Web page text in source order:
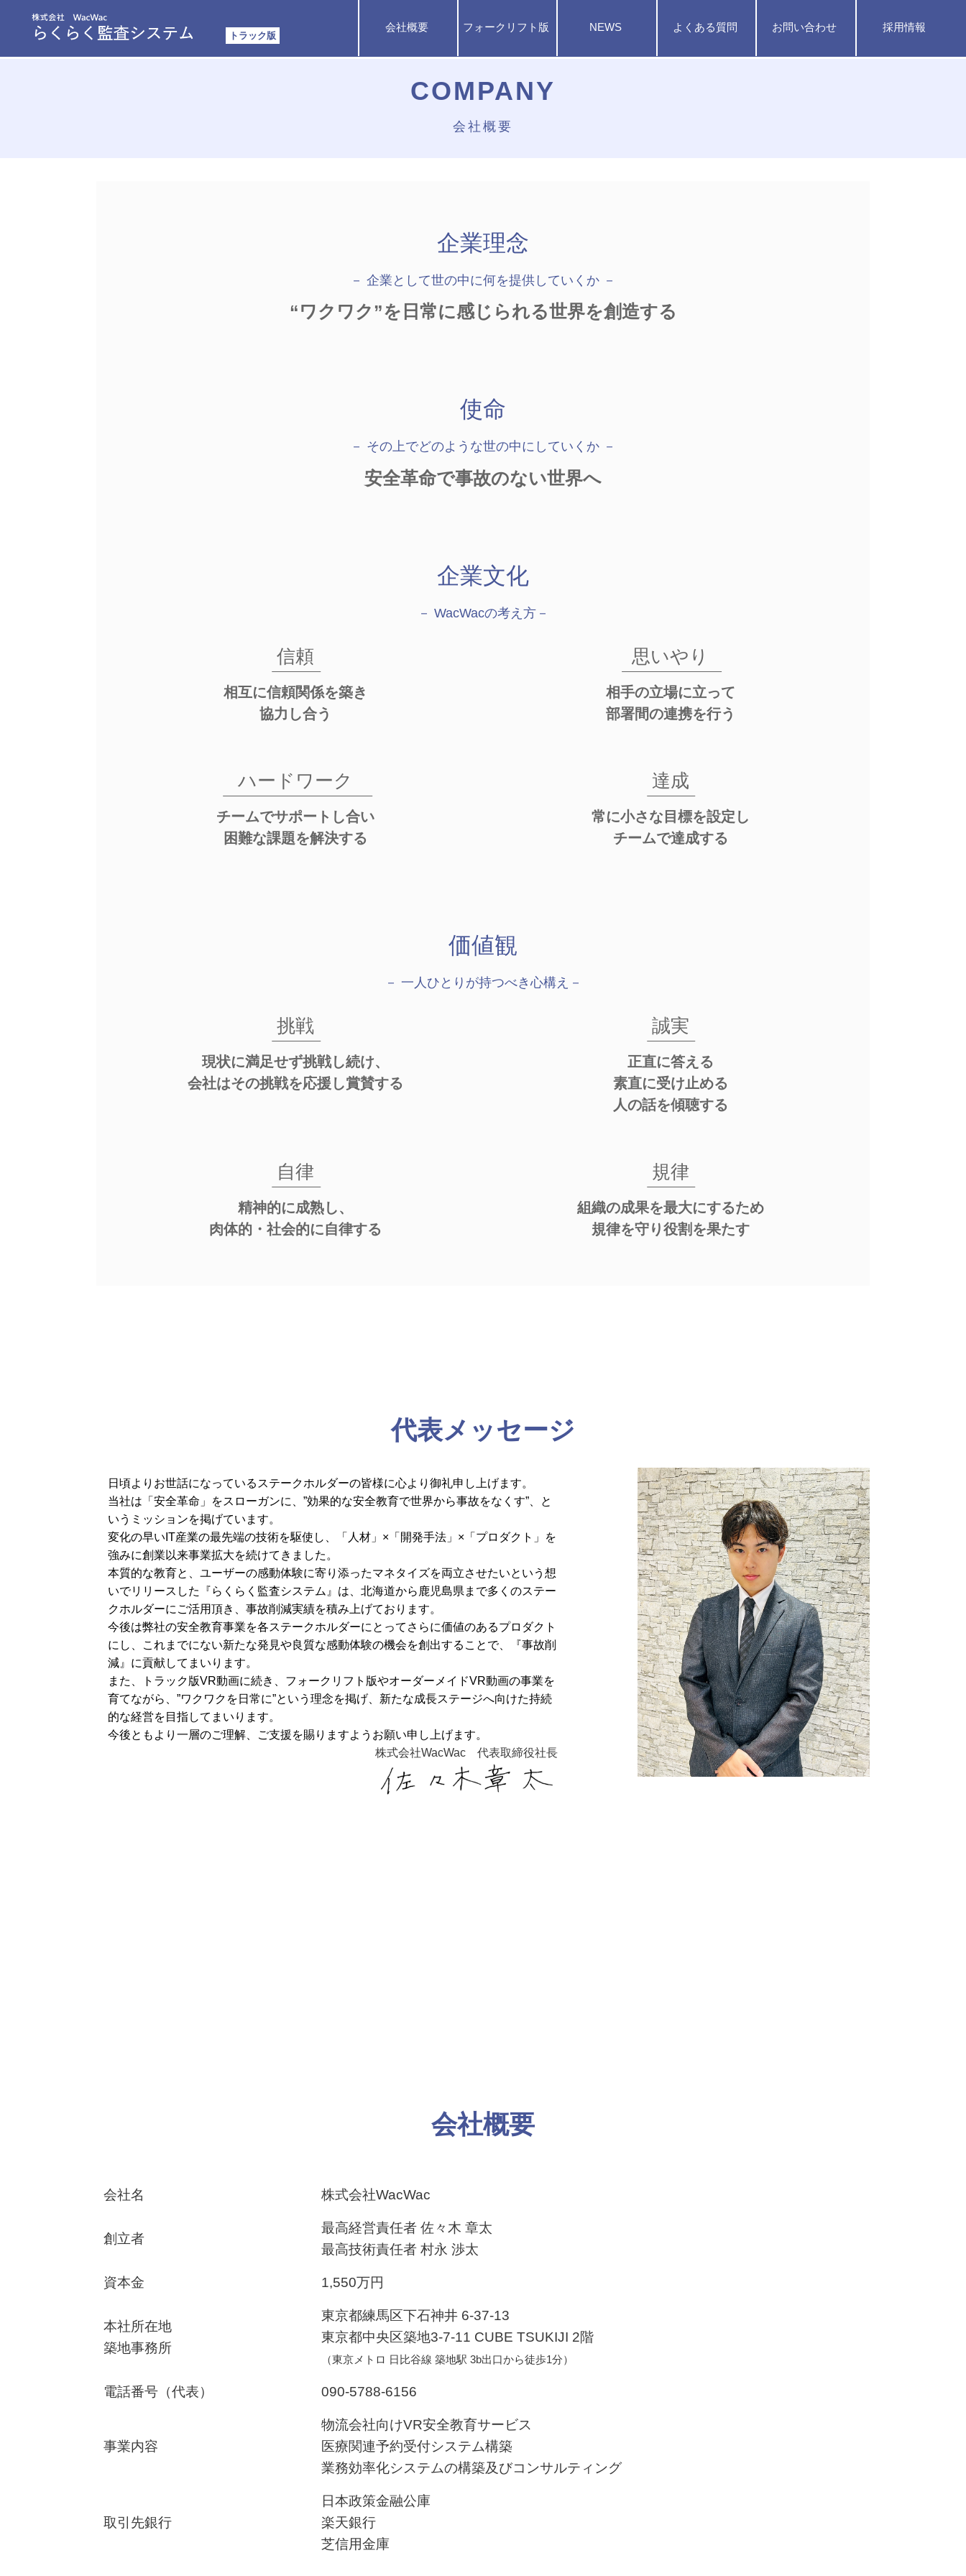
トラック版
会社概要 フォークリフト版 NEWS よくある質問 お問い合わせ 採用情報
COMPANY
会社概要
企業理念
－ 企業として世の中に何を提供していくか －
“ワクワク”を日常に感じられる世界を創造する
使命
－ その上でどのような世の中にしていくか －
安全革命で事故のない世界へ
企業文化
－ WacWacの考え方－
信頼
相互に信頼関係を築き
協力し合う
思いやり
相手の立場に立って
部署間の連携を行う
ハードワーク
チームでサポートし合い
困難な課題を解決する
達成
常に小さな目標を設定し
チームで達成する
価値観
－ 一人ひとりが持つべき心構え－
挑戦
現状に満足せず挑戦し続け、
会社はその挑戦を応援し賞賛する
誠実
正直に答える
素直に受け止める
人の話を傾聴する
自律
精神的に成熟し、
肉体的・社会的に自律する
規律
組織の成果を最大にするため
規律を守り役割を果たす
代表メッセージ
日頃よりお世話になっているステークホルダーの皆様に心より御礼申し上げます。
当社は「安全革命」をスローガンに、”効果的な安全教育で世界から事故をなくす”、と
いうミッションを掲げています。
変化の早いIT産業の最先端の技術を駆使し、「人材」×「開発手法」×「プロダクト」を
強みに創業以来事業拡大を続けてきました。
本質的な教育と、ユーザーの感動体験に寄り添ったマネタイズを両立させたいという想
いでリリースした『らくらく監査システム』は、北海道から鹿児島県まで多くのステー
クホルダーにご活用頂き、事故削減実績を積み上げております。
今後は弊社の安全教育事業を各ステークホルダーにとってさらに価値のあるプロダクト
にし、これまでにない新たな発見や良質な感動体験の機会を創出することで、『事故削
減』に貢献してまいります。
また、トラック版VR動画に続き、フォークリフト版やオーダーメイドVR動画の事業を
育てながら、”ワクワクを日常に”という理念を掲げ、新たな成長ステージへ向けた持続
的な経営を目指してまいります。
今後ともより一層のご理解、ご支援を賜りますようお願い申し上げます。
株式会社WacWac 代表取締役社長
会社概要
会社名 株式会社WacWac
創立者
最高経営責任者 佐々木 章太
最高技術責任者 村永 渉太
資本金 1,550万円
本社所在地
築地事務所
東京都練馬区下石神井 6-37-13
東京都中央区築地3-7-11 CUBE TSUKIJI 2階
（東京メトロ 日比谷線 築地駅 3b出口から徒歩1分）
電話番号 （代表） 090-5788-6156
事業内容
物流会社向けVR安全教育サービス
医療関連予約受付システム構築
業務効率化システムの構築及びコンサルティング
取引先銀行
日本政策金融公庫
楽天銀行
芝信用金庫